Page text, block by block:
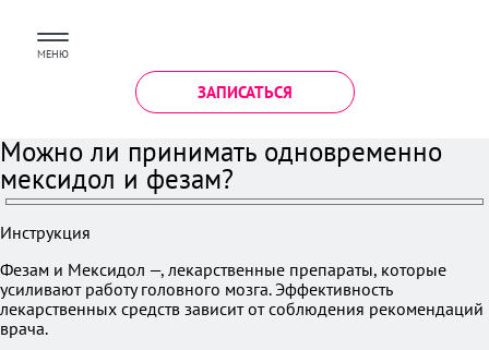
МЕНЮ
ЗАПИСАТЬСЯ
Можно ли принимать одновременно
мексидол и фезам?
Инструкция
Фезам и Мексидол —, лекарственные препараты, которые
усиливают работу головного мозга. Эффективность
лекарственных средств зависит от соблюдения рекомендаций
врача.